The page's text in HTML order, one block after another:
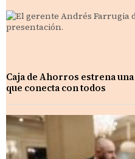
Caja de Ahorros estrena
que conecta con todos